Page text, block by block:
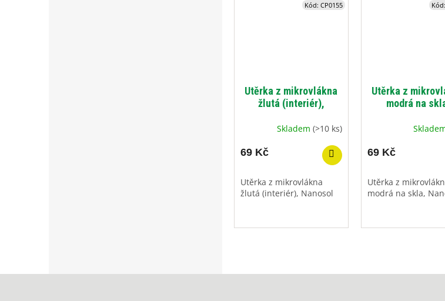
Utěrka z mikrovlákna
žlutá (interiér),
Skladem (>10 ks)
69 Kč
Utěrka z mikrovlákna
žlutá (interiér), Nanosol
Kód: CP0155
Utěrka z
modrá na
69 Kč
Utěrka z
modrá na skla,
Kód: